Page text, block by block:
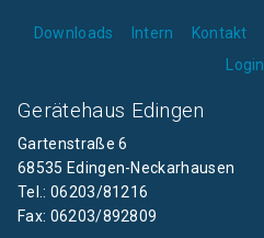
Downloads Intern Kontakt
Login
Gerätehaus Edingen
Gartenstraße 6
68535 Edingen-Neckarhausen
Tel.: 06203/81216
Fax: 06203/892809